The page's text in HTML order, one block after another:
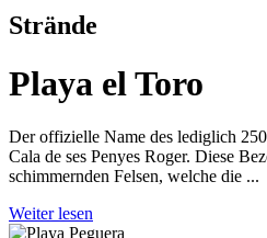
Strände
Playa el Toro
Der offizielle Name des lediglich
Cala de ses Penyes Roger. Diese
schimmernden Felsen, welche die ...
Weiter lesen